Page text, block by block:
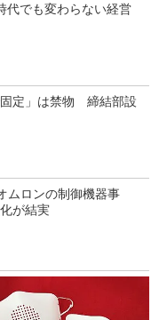
代でも変わらない経営
固定」は禁物 締結部設
ムロンの制御機器事
が結実